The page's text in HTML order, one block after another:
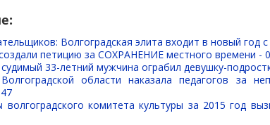
Волгоградская элита входит в новый год
петицию за СОХРАНЕНИЕ местного времени -
33-летний мужчина ограбил девушку-
области наказала педагогов за
волгоградского комитета культуры за 2015 год